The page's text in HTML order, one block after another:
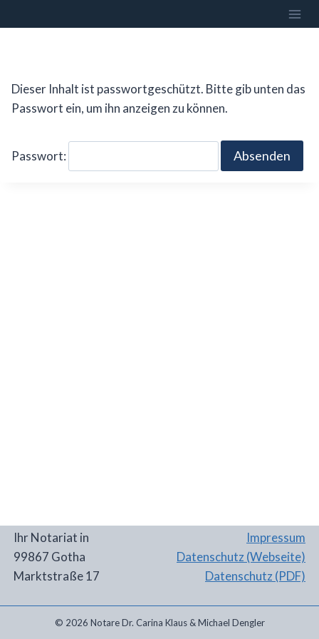
Inhalt
Dieser Inhalt ist passwortgeschützt. Bitte gib unten das
Passwort ein, um ihn anzeigen zu können.
Passwort:
Ihr Notariat in
99867 Gotha
Marktstraße 17
Impressum
Datenschutz (Webseite)
Datenschutz (PDF)
© 2026 Notare Dr. Carina Klaus & Michael Dengler